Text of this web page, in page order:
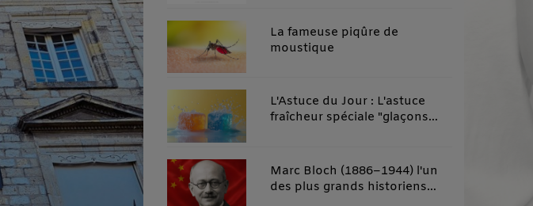
La fameuse piqûre de
moustique
L'Astuce du Jour : L'astuce
fraîcheur spéciale "glaçons
Marc Bloch (1886–1944) l'un
des plus grands historiens